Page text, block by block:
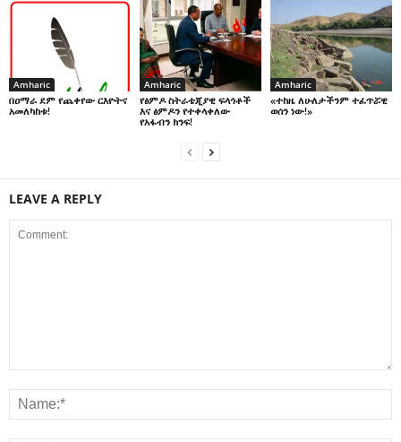
Amharic
በዐማራ ደም የጨቀየው ርእዮትና
አመለካከቱ!
Amharic
የፅምዶ ስትራቴጂያዊ ፍላጎቶች
እና ፅምዶን የተቀላቀለው
የአፋብን ክንፍ!
Amharic
«ተከዜ ለሁለታችንም ተፈጥሯዊ
ወሰን ነው!»
LEAVE A REPLY